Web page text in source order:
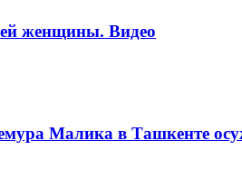
женщины. Видео
Малика в Ташкенте